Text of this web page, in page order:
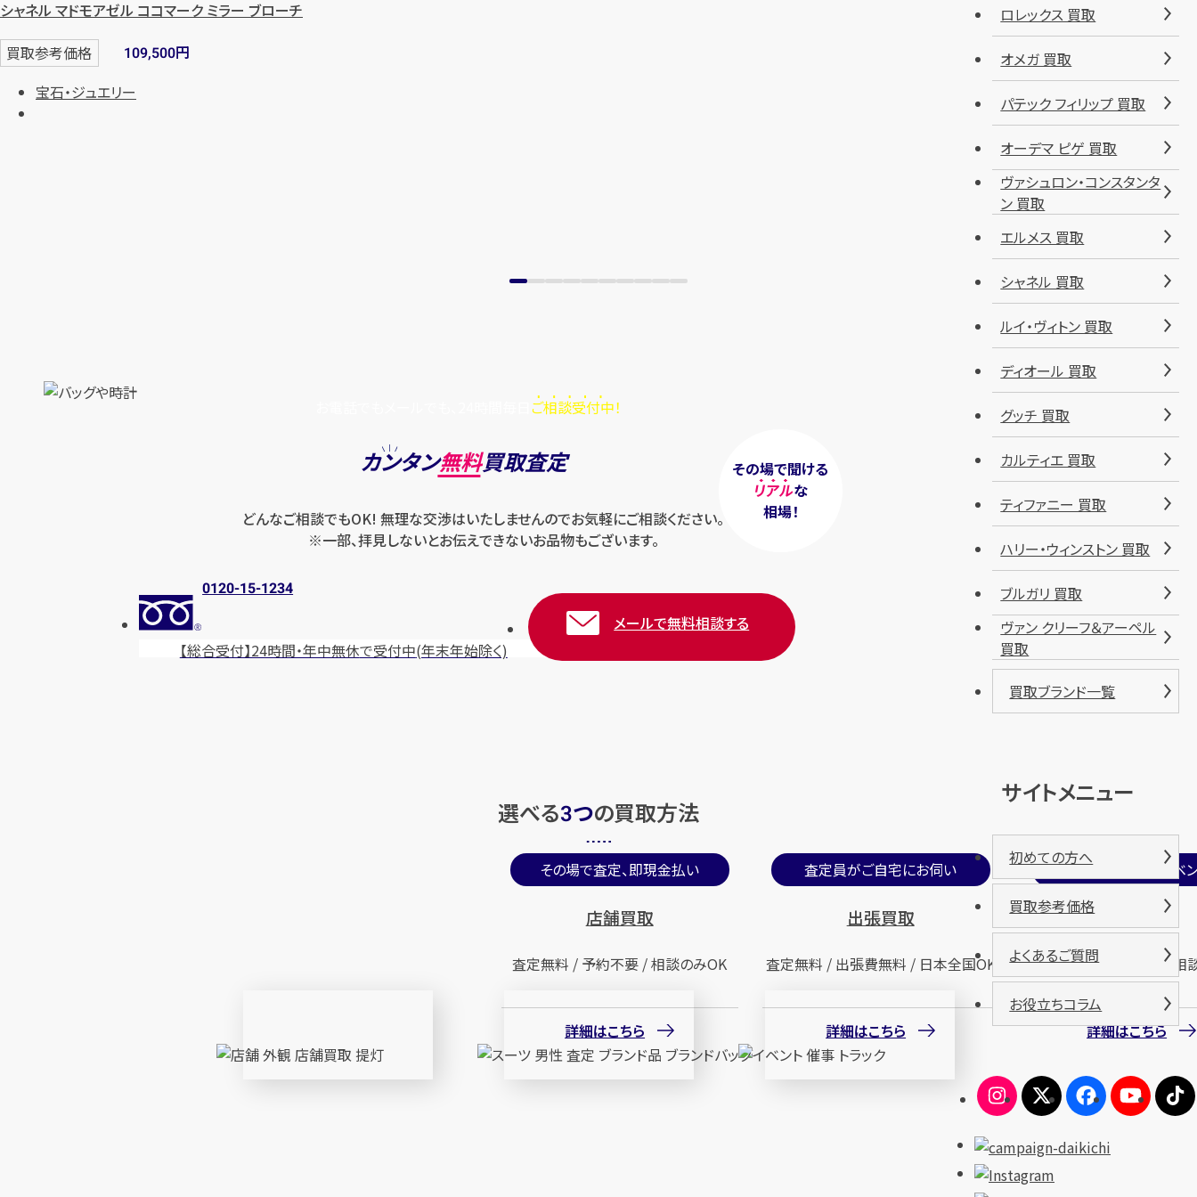
シャネル マドモアゼル ココマーク ミラー ブローチ
買取参考価格 109,500円
宝石・ジュエリー
ご相談受付中！
その場で聞ける
リアルな
相場！
カンタン無料買取査定
どんなご相談でもOK! 無理な交渉はいたしませんのでお気軽にご相談ください。
※一部、拝見しないとお伝えできないお品物もございます。
0120-15-1234
【総合受付】24時間・年中無休で受付中(年末年始除く)
メールで無料相談する
選べる3つの買取方法
その場で査定、即現金払い
店舗買取
査定無料 / 予約不要 / 相談のみOK
詳細はこちら
査定員がご自宅にお伺い
出張買取
査定無料 / 出張費無料 / 日本全国OK
詳細はこちら
期間限定買取イベ
催事買取
査定無料 / 来場無料 / 相
詳細はこちら
ロレックス 買取
オメガ 買取
パテック フィリップ 買取
オーデマ ピゲ 買取
ヴァシュロン・コンスタンタ
ン 買取
エルメス 買取
シャネル 買取
ルイ・ヴィトン 買取
ディオール 買取
グッチ 買取
カルティエ 買取
ティファニー 買取
ハリー・ウィンストン 買取
ブルガリ 買取
ヴァン クリーフ＆アーペル
買取
買取ブランド一覧
サイトメニュー
初めての方へ
買取参考価格
よくあるご質問
お役立ちコラム